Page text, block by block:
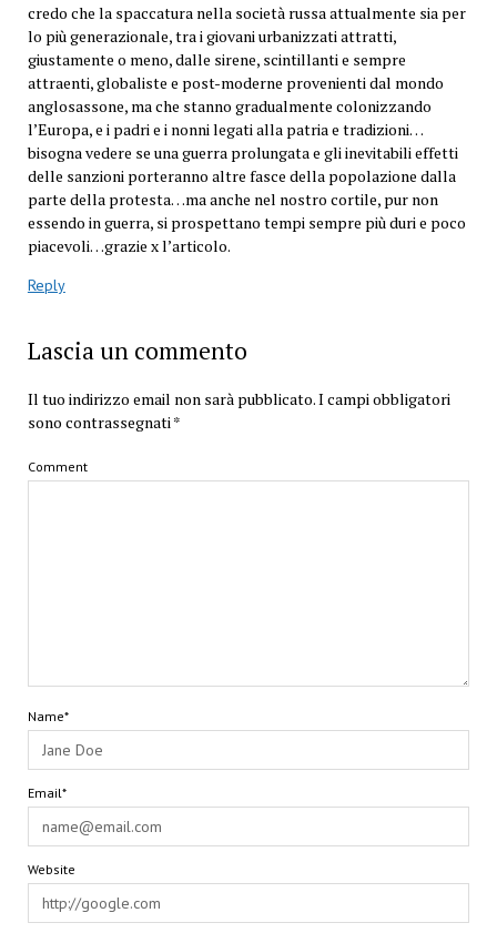
credo che la spaccatura nella società russa attualmente sia per
lo più generazionale, tra i giovani urbanizzati attratti,
giustamente o meno, dalle sirene, scintillanti e sempre
attraenti, globaliste e post-moderne provenienti dal mondo
anglosassone, ma che stanno gradualmente colonizzando
l’Europa, e i padri e i nonni legati alla patria e tradizioni…
bisogna vedere se una guerra prolungata e gli inevitabili effetti
delle sanzioni porteranno altre fasce della popolazione dalla
parte della protesta…ma anche nel nostro cortile, pur non
essendo in guerra, si prospettano tempi sempre più duri e poco
piacevoli…grazie x l’articolo.
Reply
Lascia un commento
Il tuo indirizzo email non sarà pubblicato.I campi obbligatori
sono contrassegnati *
Comment
Name*
Email*
Website